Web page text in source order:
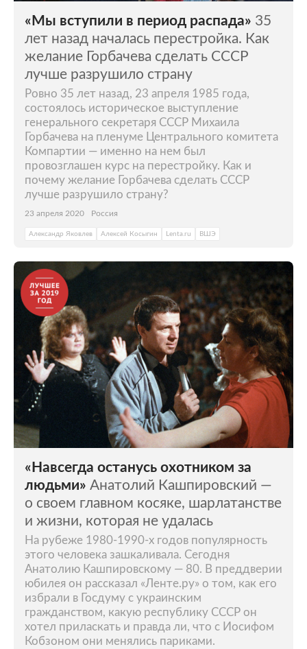
«Мы вступили в период распада» 35
лет назад началась перестройка. Как
желание Горбачева сделать СССР
лучше разрушило страну
Ровно 35 лет назад, 23 апреля 1985 года,
состоялось историческое выступление
генерального секретаря СССР Михаила
Горбачева на пленуме Центрального комитета
Компартии — именно на нем был
провозглашен курс на перестройку. Как и
почему желание Горбачева сделать СССР
лучше разрушило страну?
23 апреля 2020 Россия
Александр Яковлев Алексей Косыгин Lenta.ru ВШЭ
«Навсегда останусь охотником за
людьми» Анатолий Кашпировский —
о своем главном косяке, шарлатанстве
и жизни, которая не удалась
На рубеже 1980-1990-х годов популярность
этого человека зашкаливала. Сегодня
Анатолию Кашпировскому — 80. В преддверии
юбилея он рассказал «Ленте.ру» о том, как его
избрали в Госдуму с украинским
гражданством, какую республику СССР он
хотел приласкать и правда ли, что с Иосифом
Кобзоном они менялись париками.